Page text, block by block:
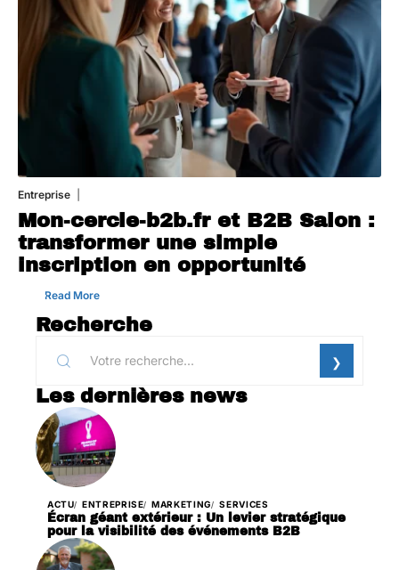
Entreprise
Mon-cercle-b2b.fr et B2B Salon :
transformer une simple
inscription en opportunité
Read More
Recherche
Les dernières news
ACTU ENTREPRISE MARKETING SERVICES
Écran géant extérieur : Un levier stratégique
pour la visibilité des événements B2B